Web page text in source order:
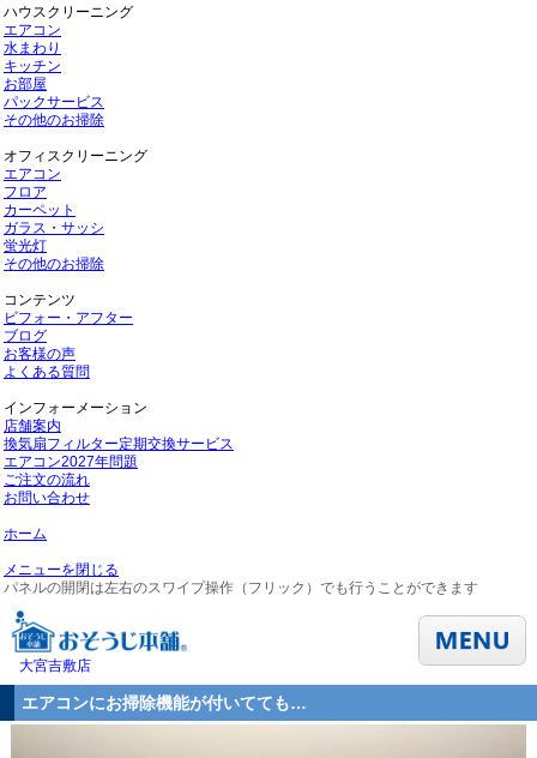
ハウスクリーニング
エアコン
水まわり
キッチン
お部屋
パックサービス
その他のお掃除
オフィスクリーニング
エアコン
フロア
カーペット
ガラス・サッシ
蛍光灯
その他のお掃除
コンテンツ
ビフォー・アフター
ブログ
お客様の声
よくある質問
インフォーメーション
店舗案内
換気扇フィルター定期交換サービス
エアコン2027年問題
ご注文の流れ
お問い合わせ
ホーム
メニューを閉じる
パネルの開閉は左右のスワイプ操作（フリック）でも行うことができます
大宮吉敷店
エアコンにお掃除機能が付いてても…